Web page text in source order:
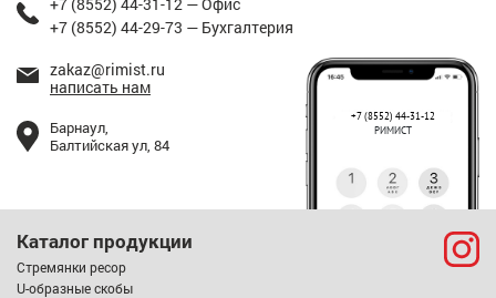
+7 (8552) 44-29-73 — Бухгалтерия
zakaz@rimist.ru
написать нам
+7 (8552) 44-31-12
РИМИСТ
Барнаул,
Балтийская ул, 84
Каталог продукции
Стремянки ресор
U-образные скобы